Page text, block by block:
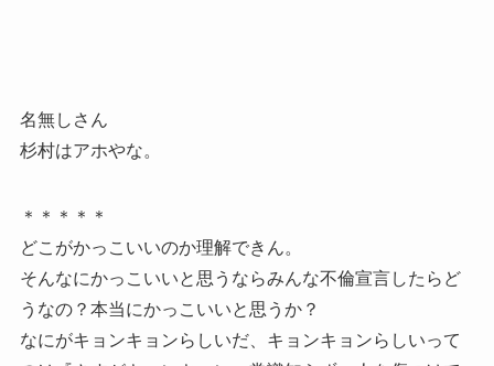
名無しさん
杉村はアホやな。
＊＊＊＊＊
どこがかっこいいのか理解できん。
そんなにかっこいいと思うならみんな不倫宣言したらど
うなの？本当にかっこいいと思うか？
なにがキョンキョンらしいだ、キョンキョンらしいって